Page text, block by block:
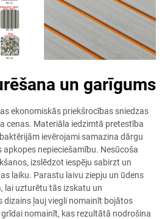
un garīgums
ekonomiskās priekšrocības sniedzas
cenas. Materiāla iedzimtā pretestība
ievērojami samazina dārgu
nepieciešamību. Nesūcoša
izslēdzot iespēju sabirzt un
laiku. Parastu laivu ziepju un ūdens
lai uzturētu tās izskatu un
ļauj viegli nomainīt bojātos
nomainīt, kas rezultātā nodrošina